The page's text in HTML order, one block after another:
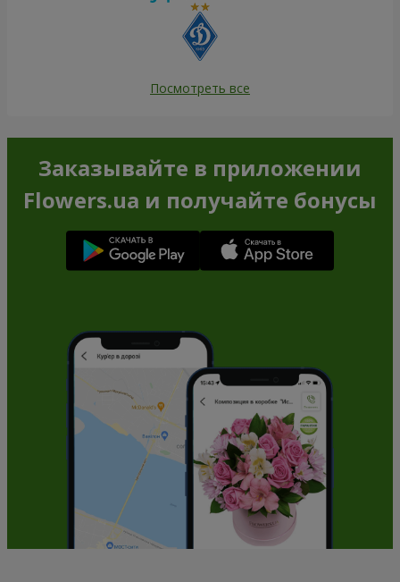
Посмотреть все
Заказывайте в приложении
Flowers.ua и получайте бонусы